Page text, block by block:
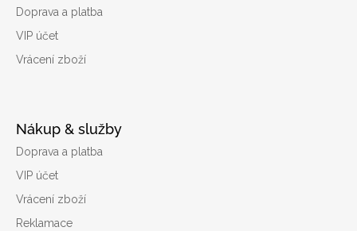
Doprava a platba
VIP účet
Vrácení zboží
Nákup & služby
Doprava a platba
VIP účet
Vrácení zboží
Reklamace